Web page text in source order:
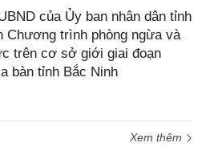
của Ủy ban nhân dân tỉnh
Chương trình phòng ngừa và
trên cơ sở giới giai đoạn
bàn tỉnh Bắc Ninh
Xem thêm